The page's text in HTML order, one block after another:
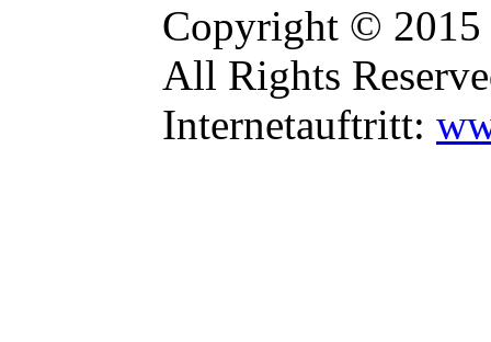
Copyright © 2015
All Rights
Internetauftritt: